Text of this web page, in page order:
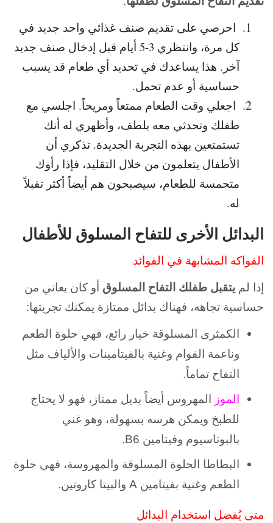
احرصي على تقديم صنف غذائي واحد جديد في
كل مرة، وانتظري 3-5 أيام قبل إدخال صنف جديد
آخر. هذا يساعدك في تحديد أي طعام قد يسبب
حساسية أو عدم تحمل.
اجعلي وقت الطعام ممتعاً ومريحاً. اجلسي مع
طفلك وتحدثي معه بلطف، وأظهري له أنك
تستمتعين بهذه التجربة الجديدة. تذكري أن
الأطفال يتعلمون من خلال التقليد، فإذا رأوك
متحمسة للطعام، سيصبحون هم أيضاً أكثر تقبلاً
له.
البدائل الأخرى للتفاح المسلوق للأطفال
الفواكه المشابهة في الفوائد
إذا لم يتقبل طفلك التفاح المسلوق أو كان يعاني من
حساسية تجاهه، فهناك بدائل ممتازة يمكنك تجربتها:
الكمثرى المسلوقة خيار رائع، فهي حلوة الطعم
وناعمة القوام وغنية بالفيتامينات والألياف مثل
التفاح تماماً.
الموز المهروس أيضاً بديل ممتاز، فهو لا يحتاج
للطبخ ويمكن هرسه بسهولة، وهو غني
بالبوتاسيوم وفيتامين B6.
البطاطا الحلوة المسلوقة والمهروسة، فهي حلوة
الطعم وغنية بفيتامين A والبيتا كاروتين.
متى يُفضل استخدام البدائل